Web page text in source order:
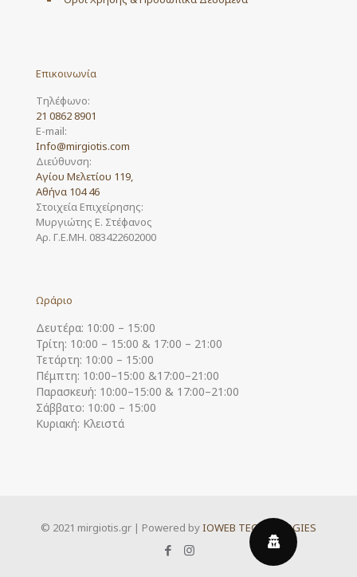
Επικοινωνία
Τηλέφωνο:
21 0862 8901
E-mail:
Info@mirgiotis.com
Διεύθυνση:
Αγίου Μελετίου 119,
Αθήνα 104 46
Στοιχεία Επιχείρησης:
Μυργιώτης Ε. Στέφανος
Αρ. Γ.Ε.ΜΗ. 083422602000
Ωράριο
Δευτέρα: 10:00 – 15:00
Τρίτη: 10:00 – 15:00 & 17:00 – 21:00
Τετάρτη: 10:00 – 15:00
Πέμπτη: 10:00–15:00 &17:00–21:00
Παρασκευή: 10:00–15:00 & 17:00–21:00
Σάββατο: 10:00 – 15:00
Κυριακή: Κλειστά
© 2021 mirgiotis.gr | Powered byIOWEB TECHNOLOGIES